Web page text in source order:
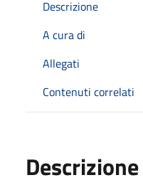
Descrizione
A cura di
Allegati
Contenuti correlati
Descrizione